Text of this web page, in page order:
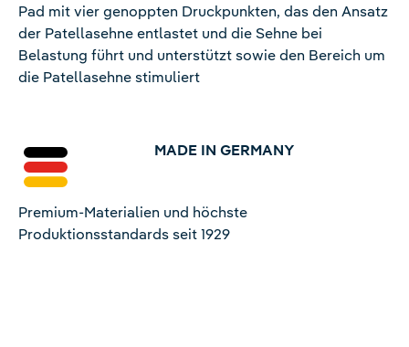
Pad mit vier genoppten Druckpunkten, das den Ansatz
der Patellasehne entlastet und die Sehne bei
Belastung führt und unterstützt sowie den Bereich um
die Patellasehne stimuliert
MADE IN GERMANY
Premium-Materialien und höchste
Produktionsstandards seit 1929